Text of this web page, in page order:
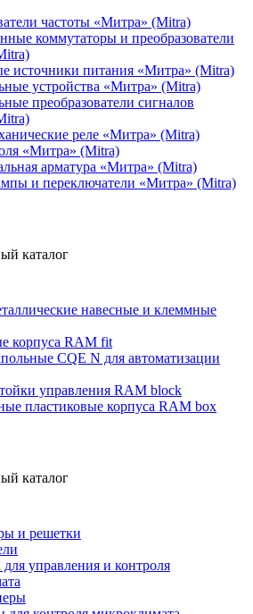
частоты «Митра» (Mitra)
коммутаторы и преобразователи
источники питания «Митра» (Mitra)
устройства «Митра» (Mitra)
преобразователи сигналов
реле «Митра» (Mitra)
«Митра» (Mitra)
арматура «Митра» (Mitra)
и переключатели «Митра» (Mitra)
каталог
навесные и клеммные
корпуса RAM fit
CQE N для автоматизации
управления RAM block
пластиковые корпуса RAM box
каталог
и решетки
для управления и контроля